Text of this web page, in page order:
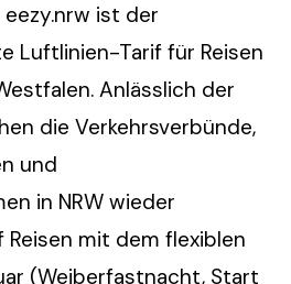
eezy.nrw ist der
Luftlinien-Tarif für Reisen
Anlässlich der
die Verkehrsverbünde,
und
in NRW wieder
mit dem flexiblen
(Weiberfastnacht, Start